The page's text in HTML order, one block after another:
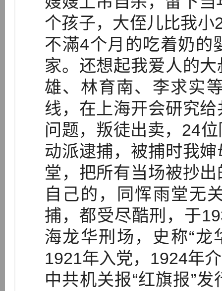
个孩子，大侄儿比我
不滿4个月的吃着奶的
家。还想起我爱人的
雄、林育南、李求实
线，在上海开会研究
问题，叛徒出卖，24
动派逮捕，被捕时我
堂，把所有当场被抄
自己的，同恽雨堂无
捕，都受尽酷刑，于
海龙华刑场，史称“龙
1921年入党，1924年
中共机关报“红旗报”